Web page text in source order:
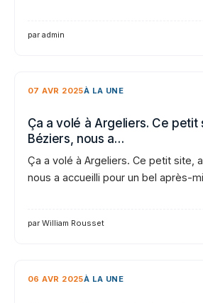
par admin
07 AVR 2025À LA UNE
Ça a volé à Argeliers. Ce petit
Béziers, nous a…
Ça a volé à Argeliers. Ce petit site,
nous a accueilli pour un bel après-
par William Rousset
06 AVR 2025À LA UNE